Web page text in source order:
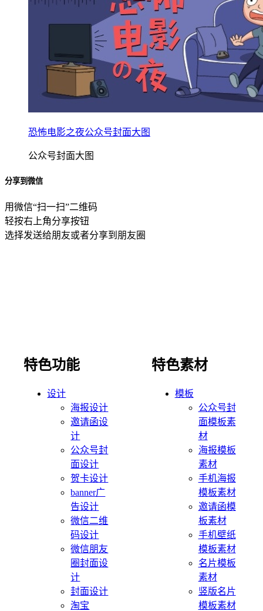
恐怖电影之夜公众号封面大图
公众号封面大图
分享到微信
用微信“扫一扫”二维码
轻按右上角分享按钮
选择发送给朋友或者分享到朋友圈
特色功能
设计
海报设计
邀请函设
计
公众号封
面设计
贺卡设计
banner广
告设计
微信二维
码设计
微信朋友
圈封面设
计
封面设计
淘宝
特色素材
模板
公众号封
面模板素
材
海报模板
素材
手机海报
模板素材
邀请函模
板素材
手机壁纸
模板素材
名片模板
素材
竖版名片
模板素材